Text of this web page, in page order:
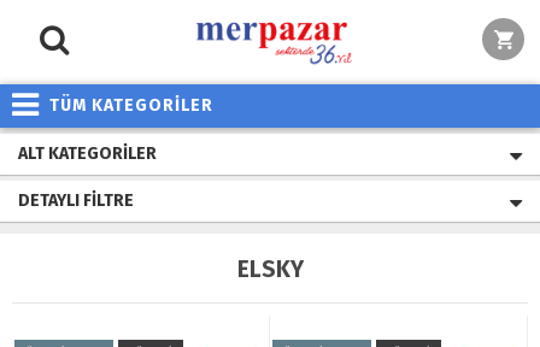
TÜM KATEGORİLER
ALT KATEGORILER
DETAYLI FILTRE
ELSKY